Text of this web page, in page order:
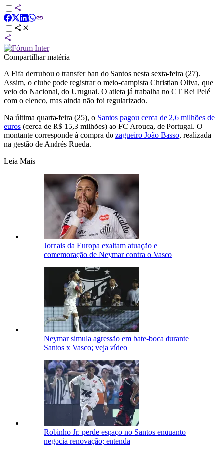
Compartilhar matéria
A Fifa derrubou o transfer ban do Santos nesta sexta-feira (27).
Assim, o clube pode registrar o meio-campista Christian Oliva, que
veio do Nacional, do Uruguai. O atleta já trabalha no CT Rei Pelé
com o elenco, mas ainda não foi regularizado.
Na última quarta-feira (25), o Santos pagou cerca de 2,6 milhões de
euros (cerca de R$ 15,3 milhões) ao FC Arouca, de Portugal. O
montante corresponde à compra do zagueiro João Basso, realizada
na gestão de Andrés Rueda.
Leia Mais
Jornais da Europa exaltam atuação e
comemoração de Neymar contra o Vasco
Neymar simula agressão em bate-boca durante
Santos x Vasco; veja vídeo
Robinho Jr. perde espaço no Santos enquanto
negocia renovação; entenda